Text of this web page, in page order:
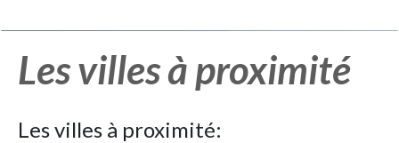
Les villes à proximité
Les villes à proximité: